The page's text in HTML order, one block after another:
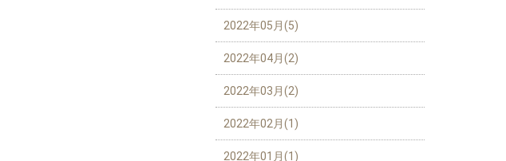
2022年05月(5)
2022年04月(2)
2022年03月(2)
2022年02月(1)
2022年01月(1)